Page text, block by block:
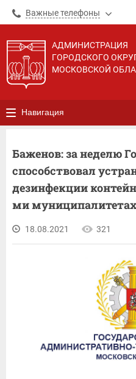
Важные телефоны
АДМИНИСТРАЦИЯ
ГОРОДСКОГО
МОСКОВСКОЙ
Навигация
Баженов: за неделю
способствовал
дезинфекции
ми
18.08.2021 321